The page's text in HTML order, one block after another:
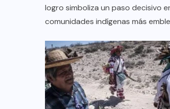
logro simboliza un paso decisivo
comunidades indígenas más